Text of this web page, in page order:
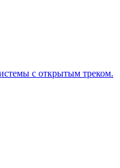
с открытым треком.